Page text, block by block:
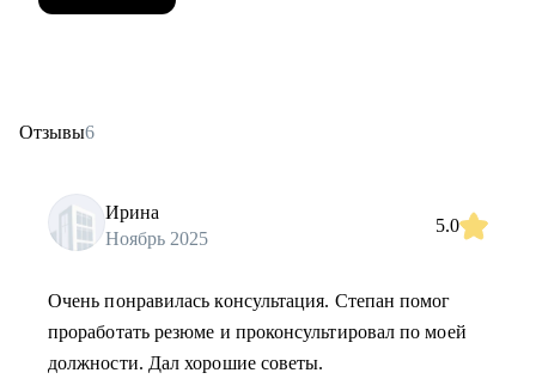
Отзывы6
Ирина
Ноябрь 2025
5.0
Очень понравилась консультация. Степан помог
проработать резюме и проконсультировал по моей
должности. Дал хорошие советы.